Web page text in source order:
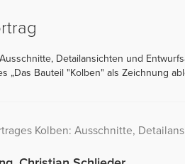
Detailansichten und
„Das Bauteil "Kolben" als Zeichnung
Kolben: Ausschnitte,